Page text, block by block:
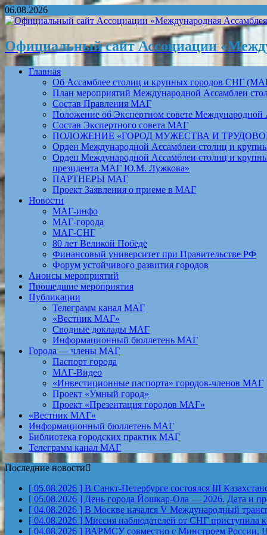
06.08.2026
Официальный сайт Ассоциации
Главная
Об Ассамблее столиц и крупных городов СНГ
План мероприятий Международной Ассамблеи
Состав Правления МАГ
Положение об Экспертном совете
Состав Экспертного совета МАГ
ПОЛОЖЕНИЕ «ГОРОД МУЖЕСТВА И
Орден Международной Ассамблеи столиц и
Орден Международной Ассамблеи столиц и
президента МАГ Ю.М. Лужкова»
ПАРТНЕРЫ МАГ
Проект Заявления о приеме в МАГ
Новости
МАГ-инфо
МАГ-города
МАГ-СНГ
80 лет Великой Победе
Финансовый университет при Правительстве РФ
Форум устойчивого развития городов
Анонсы мероприятий
Прошедшие мероприятия
Публикации
Телеграмм канал МАГ
«Вестник МАГ»
Сводные доклады МАГ
Информационный бюллетень МАГ
Города — члены МАГ
Паспорт города
МАГ-Видео
«Инвестиционные паспорта» городов-членов МАГ
Проект «Умный город»
Проект «Презентация городов МАГ»
«Вестник МАГ»
Информационный бюллетень МАГ
Библиотека городских практик МАГ
Телеграмм канал МАГ
Последние новости
[ 05.08.2026 ] В Санкт-Петербурге состоялся III
[ 05.08.2026 ] День города Йошкар-Ола — 2026. Дата и
[ 04.08.2026 ] В Москве начался V Международный
[ 04.08.2026 ] Миссия наблюдателей от СНГ приступила
[ 04.08.2026 ] ВАРМСУ совместно с Минстроем России,